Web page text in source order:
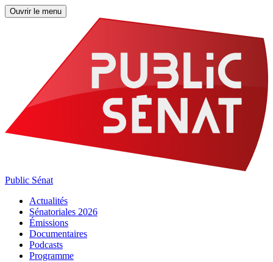
Ouvrir le menu
Public Sénat
Actualités
Sénatoriales 2026
Émissions
Documentaires
Podcasts
Programme